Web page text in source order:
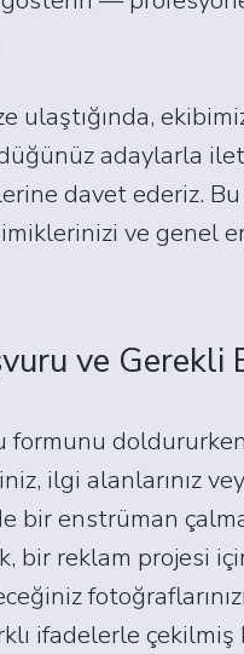
ulaştığında,
adaylarla
davet ederiz. Bu
ve genel
ve Gerekli
formunu
ilgi alanlarınız
bir enstrüman
bir reklam projesi
ifadelerle çekilmiş